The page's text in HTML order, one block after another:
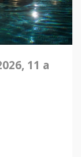
11 a